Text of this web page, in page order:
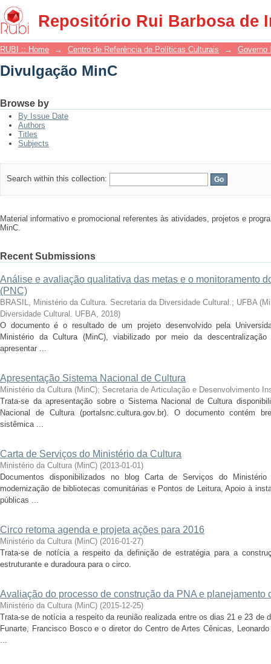
Repositório Rui Barbosa de
Divulgação MinC
RUBI :: Home → Centro de Referência de Políticas Culturais → Governo
Divulgação MinC
Browse by
By Issue Date
Authors
Titles
Subjects
Search within this collection:
Material informativo e promocional referentes às atividades, projetos e
MinC.
Recent Submissions
Análise e avaliação qualitativa das metas e o monitoramento
(PNC)
BRASIL, Ministério da Cultura. Secretaria da Diversidade Cultural.; UFBA (
Diversidade Cultural. UFBA, 2018)
O documento é o resultado de um projeto desenvolvido pela
Ministério da Cultura (MinC), viabilizado por meio da
apresentar ...
Apresentação Sistema Nacional de Cultura
Ministério da Cultura (MinC); Secretaria de Articulação e Desenvolvimento
Trata-se da apresentação sobre o Sistema Nacional de Cultura
Nacional de Cultura (portalsnc.cultura.gov.br). O documento contém
sistêmica ...
Carta de Serviços do Ministério da Cultura
Ministério da Cultura (MinC) (2013-01-01)
Documentos disponibilizados no blog Carta de Serviços do
modernização de bibliotecas comunitárias e Pontos de Leitura, Apoio à
públicas ...
Circo retoma agenda e projeta ações para 2016
Ministério da Cultura (MinC) (2016-01-27)
Trata-se de notícia a respeito da definição de estratégia para a
estruturante e duradoura para o circo.
Avaliação do processo de construção da PNA e planejamento
Ministério da Cultura (MinC) (2015-12-25)
Trata-se de notícia a respeito da reunião realizada entre os dias 21 e 23 de
Funarte, Francisco Bosco e o diretor do Centro de Artes Cênicas,
...